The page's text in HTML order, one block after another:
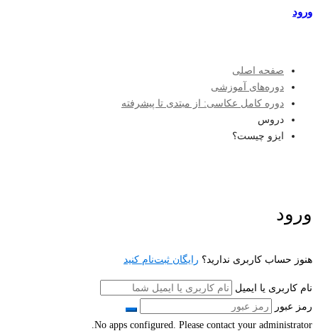
ورود
صفحه اصلی
دوره‌های آموزشی
دوره کامل عکاسی: از مبتدی تا پیشرفته
دروس
ایزو چیست؟
ورود
هنوز حساب کاربری ندارید؟ رایگان ثبت‌نام کنید
نام کاربری یا ایمیل
رمز عبور
No apps configured. Please contact your administrator.